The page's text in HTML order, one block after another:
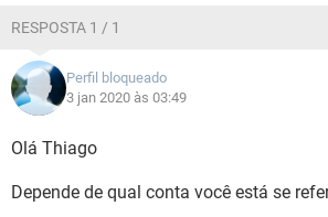
RESPOSTA 1 / 1
Perfil bloqueado
3 jan 2020 às 03:49
Olá Thiago
Depende de qual conta você está se